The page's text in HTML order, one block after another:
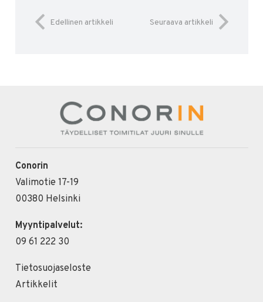
Edellinen artikkeli Seuraava artikkeli
Conorin
Valimotie 17-19
00380 Helsinki
Myyntipalvelut:
09 61 222 30
Tietosuojaseloste
Artikkelit